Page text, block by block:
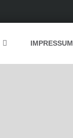
IMPRESSUM